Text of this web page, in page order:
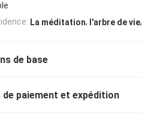
La méditation, l'arbre de vie,
de base
paiement et expédition